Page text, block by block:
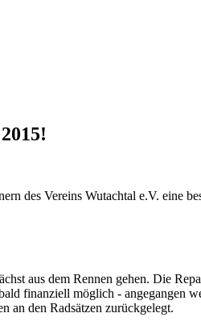
des Vereins Wutachtal e.V. eine
aus dem Rennen gehen. Die
finanziell möglich -
an den Radsätzen zurückgelegt.